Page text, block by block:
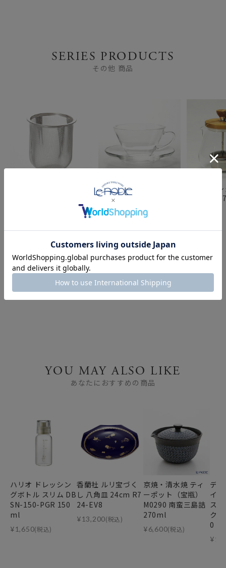
SERIES PRODUCTS
その他 商品
ハリオ 耐熱カップ＆ソ
ーサー・ワイド CSW-
1T 230ml
ハリオ テ
ッド
FEATURE
特集
YOU MAY ALSO LIKE
あなたにおすすめの商品
ハリオ ドレッシン
グボトル スリム DB
SN-150-PGR 150
ml
¥1,650(税込)
香蘭社 ルリ宝づく
し 八角皿 24cm R7
24-EV8
¥13,200(税込)
京焼・清水焼 ティ
ーポット（宝瓶）
M0290 南蛮三島詰
270ml
¥6,600(税込)
デ
イ
ス
ク
0 ス
¥